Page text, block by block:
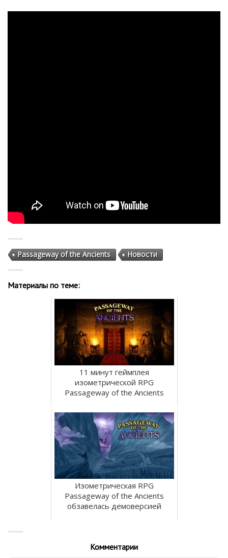
Passageway of the Ancients Новости
Материалы по теме:
11 минут геймплея
изометрической RPG
Passageway of the Ancients
Изометрическая RPG
Passageway of the Ancients
обзавелась демоверсией
Комментарии